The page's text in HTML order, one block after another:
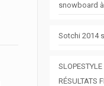
snowboard
Sotchi 2014
RÉSULTATS